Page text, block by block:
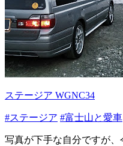
ステージア WGNC34
#ステージア #富士山と愛車
写真が下手な自分ですが